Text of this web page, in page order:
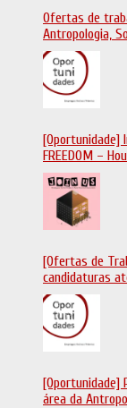
Ofertas de
Antropologia,
Coimbra |
[Oportunidade]
FREEDOM –
Incarceration” |
[Ofertas de
candidaturas
[Oportunidade]
área da